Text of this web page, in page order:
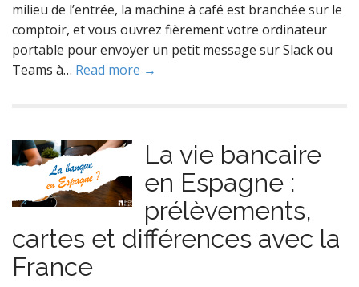
milieu de l’entrée, la machine à café est branchée sur le
comptoir, et vous ouvrez fièrement votre ordinateur
portable pour envoyer un petit message sur Slack ou
Teams à… Read more →
La vie bancaire
en Espagne :
prélèvements,
cartes et différences avec la
France